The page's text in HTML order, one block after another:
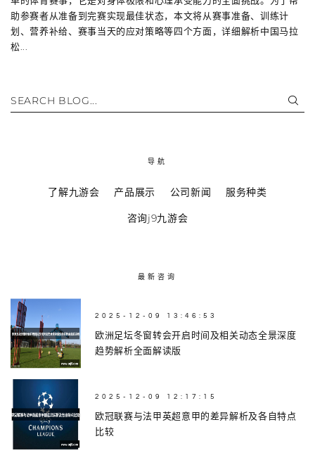
助参赛者从准备到完赛实现最佳状态，本文将从赛事准备、训练计
划、营养补给、赛事当天的应对策略等四个方面，详细解析中国马拉
松...
SEARCH BLOG...
导航
了解九游会 产品展示 公司新闻 服务种类
咨询j9九游会
最新咨询
2025-12-09 13:46:53
欧洲足坛冬窗转会开启时间及相关动态全景深度
趋势解析全面解读版
2025-12-09 12:17:15
欧冠联赛与法甲英超意甲的差异解析及各自特点
比较